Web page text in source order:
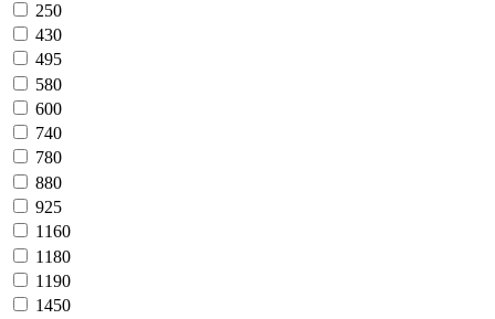
250
430
495
580
600
740
780
880
925
1160
1180
1190
1450